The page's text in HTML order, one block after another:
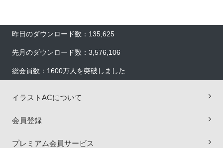
昨日のダウンロード数：135,625
先月のダウンロード数：3,576,106
総会員数：1600万人を突破しました
イラストACについて
会員登録
プレミアム会員サービス